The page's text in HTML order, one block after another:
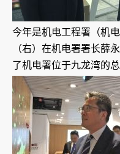
今年是机电工程署（机
（右）在机电署署长薛
了机电署位于九龙湾的